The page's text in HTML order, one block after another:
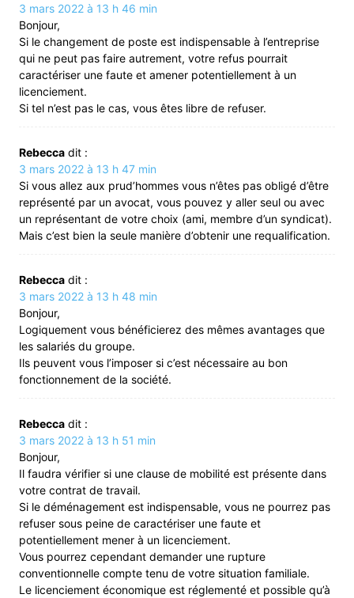
3 mars 2022 à 13 h 46 min
Bonjour,
Si le changement de poste est indispensable à l’entreprise
qui ne peut pas faire autrement, votre refus pourrait
caractériser une faute et amener potentiellement à un
licenciement.
Si tel n’est pas le cas, vous êtes libre de refuser.
Rebecca dit :
3 mars 2022 à 13 h 47 min
Si vous allez aux prud’hommes vous n’êtes pas obligé d’être
représenté par un avocat, vous pouvez y aller seul ou avec
un représentant de votre choix (ami, membre d’un syndicat).
Mais c’est bien la seule manière d’obtenir une requalification.
Rebecca dit :
3 mars 2022 à 13 h 48 min
Bonjour,
Logiquement vous bénéficierez des mêmes avantages que
les salariés du groupe.
Ils peuvent vous l’imposer si c’est nécessaire au bon
fonctionnement de la société.
Rebecca dit :
3 mars 2022 à 13 h 51 min
Bonjour,
Il faudra vérifier si une clause de mobilité est présente dans
votre contrat de travail.
Si le déménagement est indispensable, vous ne pourrez pas
refuser sous peine de caractériser une faute et
potentiellement mener à un licenciement.
Vous pourrez cependant demander une rupture
conventionnelle compte tenu de votre situation familiale.
Le licenciement économique est réglementé et possible qu’à